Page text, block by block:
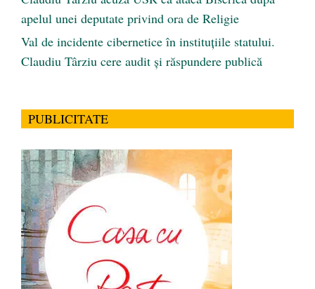
apelul unei deputate privind ora de Religie
Val de incidente cibernetice în instituțiile statului.
Claudiu Târziu cere audit și răspundere publică
PUBLICITATE